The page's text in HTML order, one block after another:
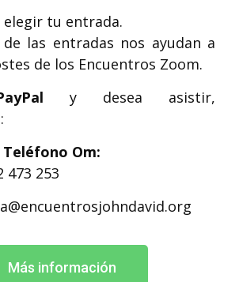
elegir tu entrada.
las entradas nos ayudan a
de los Encuentros Zoom.
y desea asistir,
Om:
473 253
Más información